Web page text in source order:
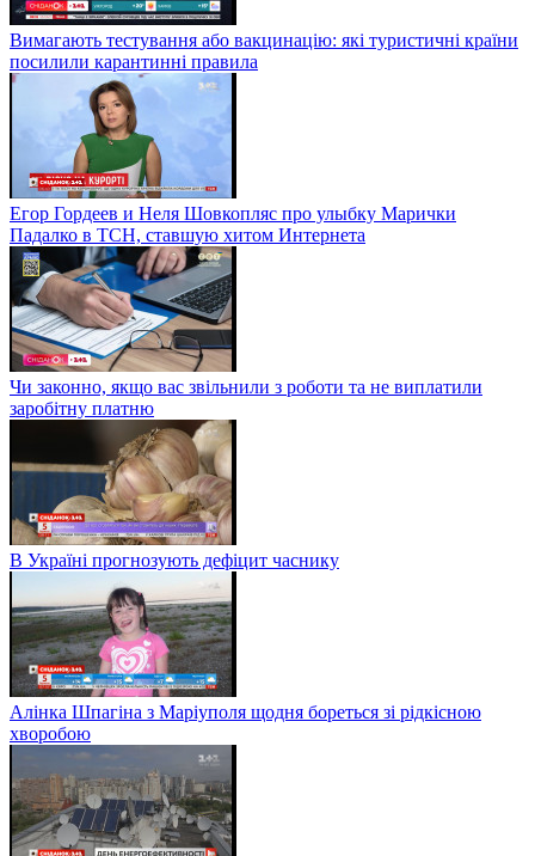
Вимагають тестування або вакцинацію: які туристичні країни
посилили карантинні правила
Егор Гордеев и Неля Шовкопляс про улыбку Марички
Падалко в ТСН, ставшую хитом Интернета
Чи законно, якщо вас звільнили з роботи та не виплатили
заробітну платню
В Україні прогнозують дефіцит часнику
Алінка Шпагіна з Маріуполя щодня бореться зі рідкісною
хворобою